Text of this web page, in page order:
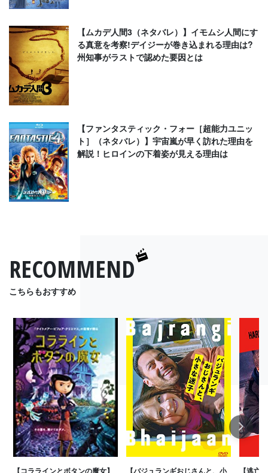
【ムカデ人間3（ネタバレ）】イモムシ人間にす
る真意を考察!デイジーが巻き込まれる理由は?
州知事がラストで認めた要因とは
【ファンタスティック・フォー［超能力ユニッ
ト］（ネタバレ）】宇宙嵐が早く訪れた理由を
解説！ヒロインの下着姿が見える理由は
RECOMMEND
こちらもおすすめ
【コララインとボタンの魔女】 【バジュランギおじさんと、小 【逃亡
Next